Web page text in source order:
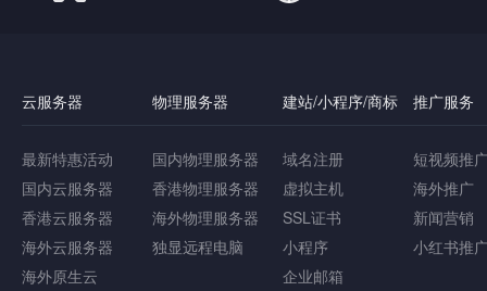
云服务器
最新特惠活动
国内云服务器
香港云服务器
海外云服务器
海外原生云
物理服务器
国内物理服务器
香港物理服务器
海外物理服务器
独显远程电脑
建站/小程序/商标
域名注册
虚拟主机
SSL证书
小程序
企业邮箱
推广服务
短视频推
海外推广
新闻营销
小红书推